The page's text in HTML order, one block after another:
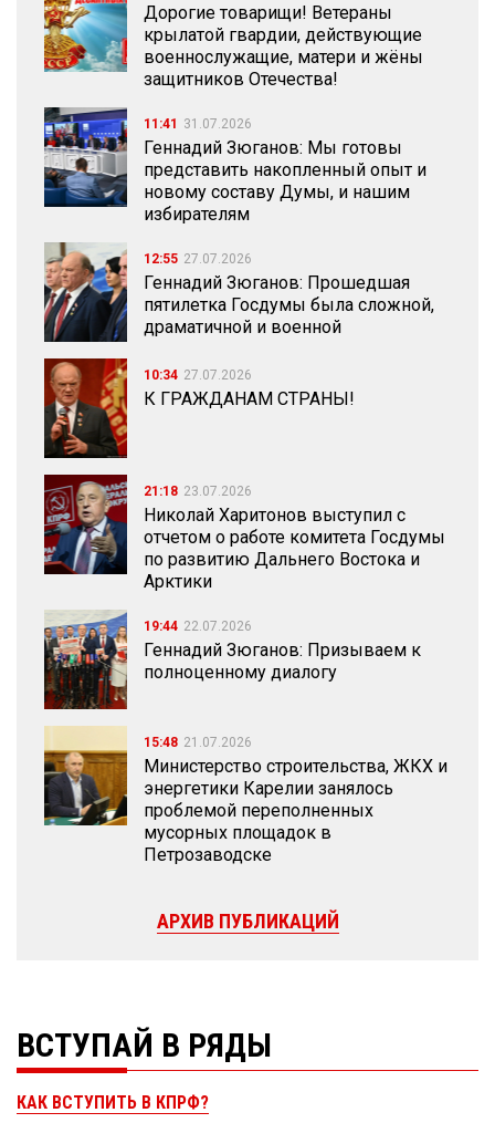
Дорогие товарищи! Ветераны
крылатой гвардии, действующие
военнослужащие, матери и жёны
защитников Отечества!
11:41 31.07.2026
Геннадий Зюганов: Мы готовы
представить накопленный опыт и
новому составу Думы, и нашим
избирателям
12:55 27.07.2026
Геннадий Зюганов: Прошедшая
пятилетка Госдумы была сложной,
драматичной и военной
10:34 27.07.2026
К ГРАЖДАНАМ СТРАНЫ!
21:18 23.07.2026
Николай Харитонов выступил с
отчетом о работе комитета Госдумы
по развитию Дальнего Востока и
Арктики
19:44 22.07.2026
Геннадий Зюганов: Призываем к
полноценному диалогу
15:48 21.07.2026
Министерство строительства, ЖКХ и
энергетики Карелии занялось
проблемой переполненных
мусорных площадок в
Петрозаводске
АРХИВ ПУБЛИКАЦИЙ
ВСТУПАЙ В РЯДЫ
КАК ВСТУПИТЬ В КПРФ?